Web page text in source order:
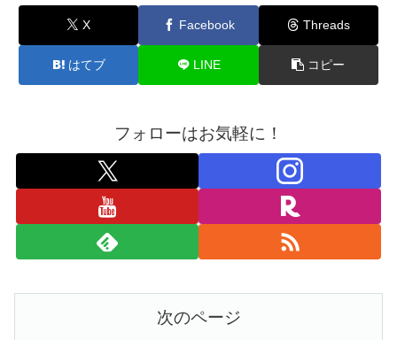
X Facebook Threads
はてブ LINE コピー
フォローはお気軽に！
次のページ